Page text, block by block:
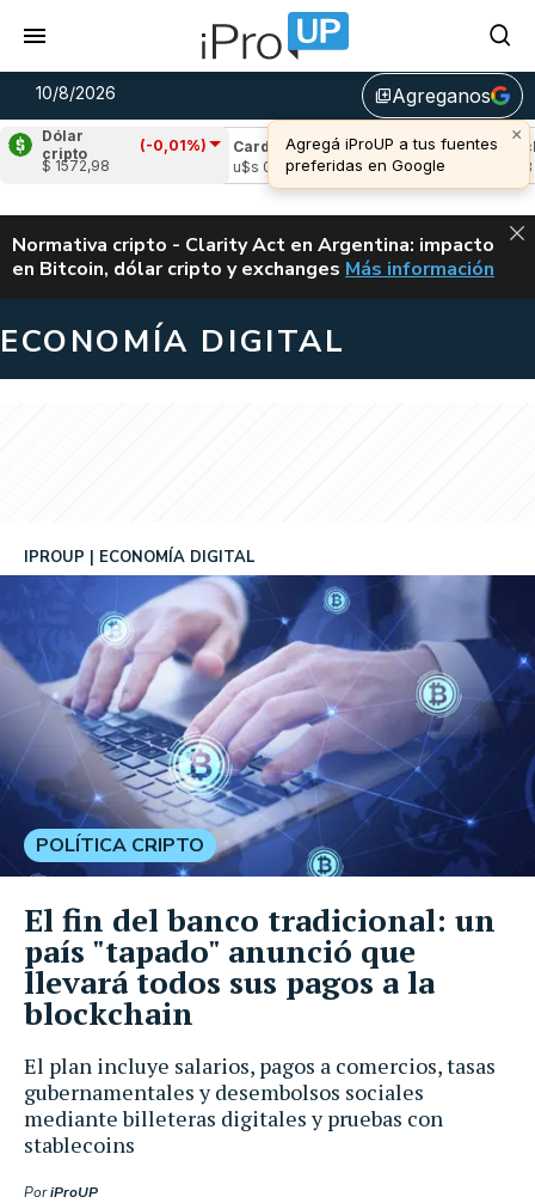
10/8/2026 library_addAgreganos
×
Agregá iProUP a tus fuentes
preferidas en Google
Dólar
cripto
(-0,01%)
$ 1572,98
(0,08%)
Cardano
(-0,96%)
u$s 0,20
Avalanche
u$s 6,53
ALERTA
Normativa cripto - Clarity Act en Argentina: impacto
en Bitcoin, dólar cripto y exchanges CLARITY ACT EN
Más información
ECONOMÍA DIGITAL
El plan incluye salarios, pagos a comercios, tasas
gubernamentales y desembolsos sociales
mediante billeteras digitales y pruebas con
stablecoins
IPROUP ECONOMÍA DIGITAL
PoriProUP
POLÍTICA CRIPTO
El fin del banco tradicional: un
país "tapado" anunció que
llevará todos sus pagos a la
blockchain